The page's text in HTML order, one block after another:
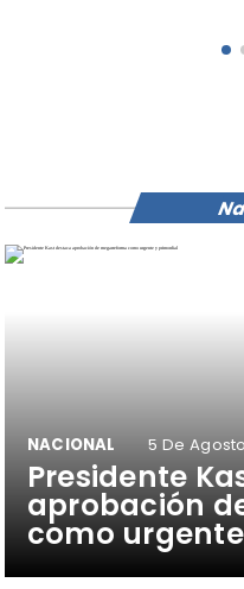
Presidente
aprobación
como
NACIONAL 5 De